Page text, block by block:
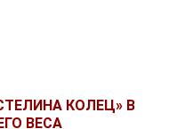
устройство,
с
КОЛЕЦ» В
ВЕСА